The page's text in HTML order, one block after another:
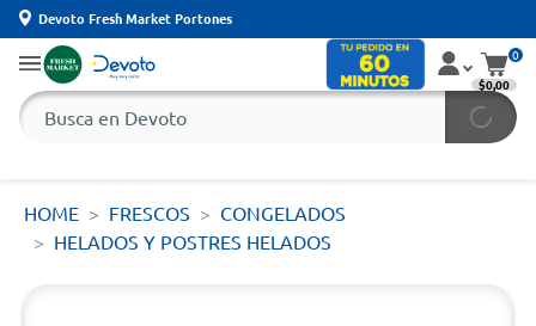
Devoto Fresh Market Portones
0
$0,00
HOME FRESCOS
CONGELADOS
HELADOS Y POSTRES HELADOS